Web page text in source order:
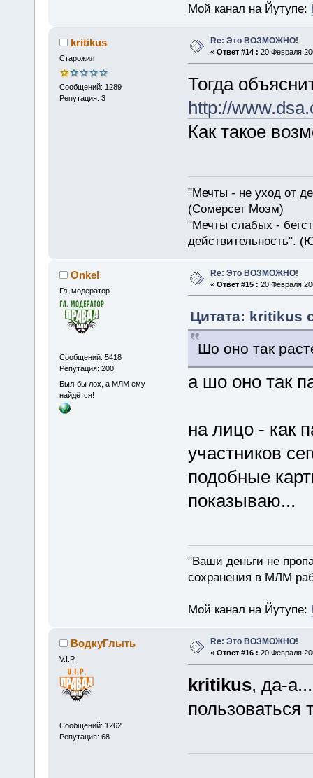
Мой канал на Йутупе:
kritikus
Старожил
Сообщений: 1289
Репутация: 3
Re: Это ВОЗМОЖНО!
« Ответ #14 : 20 Февраля
Тогда
http://
Как такое
"Мечты - не уход от
(Сомерсет Моэм)
"Мечты слабых -
действительность".
Onkel
Гл. модератор
Сообщений: 5418
Репутация: 200
Был-бы лох, а МЛМ ему
найдётся!
Re: Это ВОЗМОЖНО!
« Ответ #15 : 20 Февраля
Цитата: kritikus
Шо оно так
а шо оно так
на лицо - как
участников
подобные
показываю...
"Ваши деньги не
сохранения в МЛМ
Мой канал на Йутупе:
ВодкуГлыть
V.I.P.
Сообщений: 1262
Репутация: 68
Re: Это ВОЗМОЖНО!
« Ответ #16 : 20 Февраля
kritikus, да-